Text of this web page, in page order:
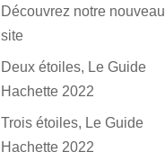
Découvrez notre nouveau
site
Deux étoiles, Le Guide
Hachette 2022
Trois étoiles, Le Guide
Hachette 2022